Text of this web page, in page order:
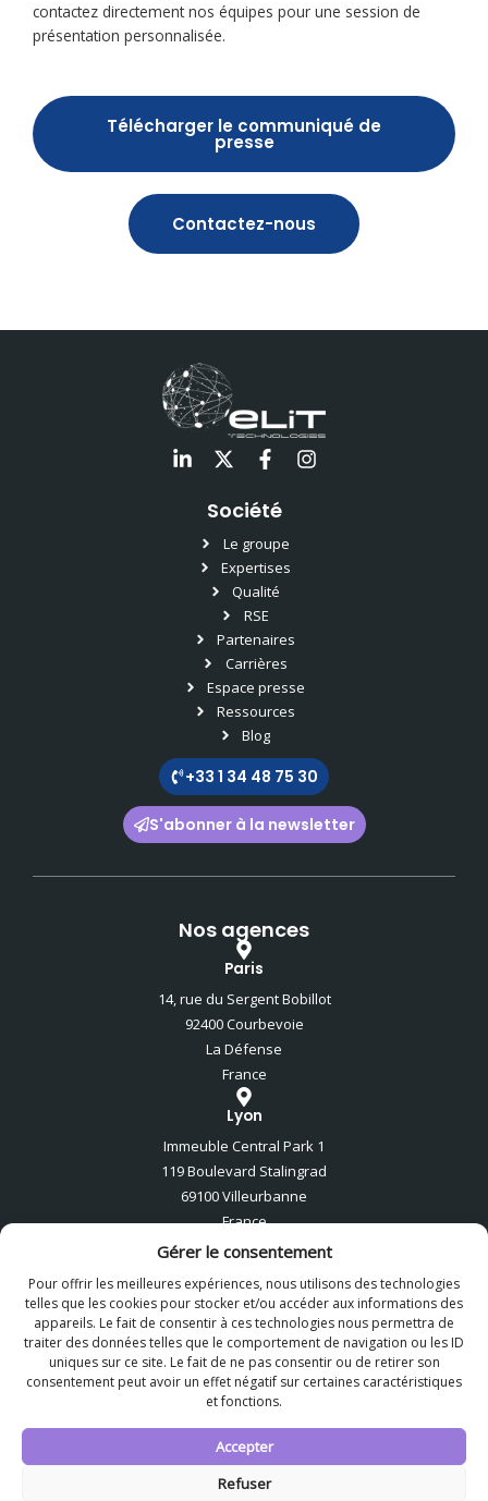
Gérer le consentement
Pour offrir les meilleures expériences, nous utilisons des technologies
telles que les cookies pour stocker et/ou accéder aux informations des
appareils. Le fait de consentir à ces technologies nous permettra de
traiter des données telles que le comportement de navigation ou les ID
uniques sur ce site. Le fait de ne pas consentir ou de retirer son
consentement peut avoir un effet négatif sur certaines caractéristiques
et fonctions.
Accepter
Refuser
contactez directement nos équipes pour une session de
présentation personnalisée.
Télécharger le communiqué de
presse
Contactez-nous
L
i
X
-
w
t
t
e
r
F
a
e
o
o
k
-
f
I
n
Société
Le groupe
Expertises
Qualité
RSE
Partenaires
Carrières
Espace presse
Ressources
Blog
+33 1 34 48 75 30
S'abonner à la newsletter
Nos agences
Paris
14, rue du Sergent Bobillot
92400 Courbevoie
La Défense
France
Lyon
Immeuble Central Park 1
119 Boulevard Stalingrad
69100 Villeurbanne
France
Londres
Elit-Technologies London
923 Finchley Road
London NW11 7PE
United Kingdom
Elit-Technologies© 2025 – Design & SEOiOnweb